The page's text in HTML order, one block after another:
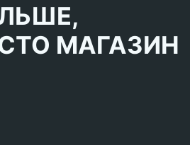
МАГАЗИН